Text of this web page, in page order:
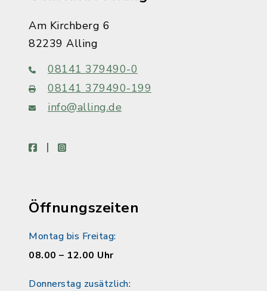
Am Kirchberg 6
82239 Alling
08141 379490-0
08141 379490-199
info@alling.de
facebookinstagram
Öffnungszeiten
Montag bis Freitag:
08.00 – 12.00 Uhr
Donnerstag zusätzlich: